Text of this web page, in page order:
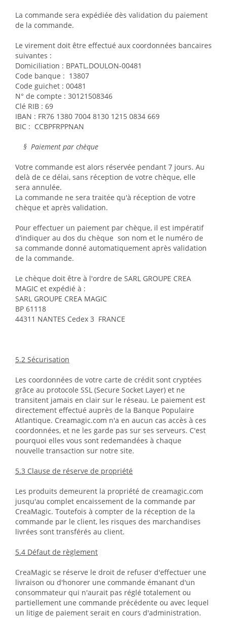
La commande sera expédiée dès validation du paiement
de la commande.
Le virement doit être effectué aux coordonnées bancaires
suivantes :
Domiciliation : BPATL.DOULON-00481
Code banque : 13807
Code guichet : 00481
N° de compte : 30121508346
Clé RIB : 69
IBAN : FR76 1380 7004 8130 1215 0834 669
BIC : CCBPFRPPNAN
§ Paiement par chèque
Votre commande est alors réservée pendant 7 jours. Au
delà de ce délai, sans réception de votre chèque, elle
sera annulée.
La commande ne sera traitée qu'à réception de votre
chèque et après validation.
Pour effectuer un paiement par chèque, il est impératif
d’indiquer au dos du chèque son nom et le numéro de
sa commande donné automatiquement après validation
de la commande.
Le chèque doit être à l'ordre de SARL GROUPE CREA
MAGIC et expédié à :
SARL GROUPE CREA MAGIC
BP 61118
44311 NANTES Cedex 3 FRANCE
5.2 Sécurisation
Les coordonnées de votre carte de crédit sont cryptées
grâce au protocole SSL (Secure Socket Layer) et ne
transitent jamais en clair sur le réseau. Le paiement est
directement effectué auprès de la Banque Populaire
Atlantique. Creamagic.com n'a en aucun cas accès à ces
coordonnées, et ne les garde pas sur ses serveurs. C'est
pourquoi elles vous sont redemandées à chaque
nouvelle transaction sur notre site.
5.3 Clause de réserve de propriété
Les produits demeurent la propriété de creamagic.com
jusqu'au complet encaissement de la commande par
CreaMagic. Toutefois à compter de la réception de la
commande par le client, les risques des marchandises
livrées sont transférés au client.
5.4 Défaut de règlement
CreaMagic se réserve le droit de refuser d'effectuer une
livraison ou d'honorer une commande émanant d'un
consommateur qui n'aurait pas réglé totalement ou
partiellement une commande précédente ou avec lequel
un litige de paiement serait en cours d'administration.